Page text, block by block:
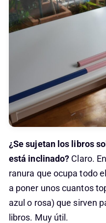
¿Se sujetan los libros
está inclinado? Claro.
ranura que ocupa todo
a poner unos cuantos
azul o rosa) que sirven
libros. Muy útil.